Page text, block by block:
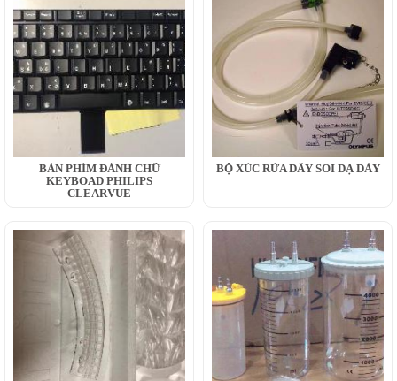
BÀN PHÍM ĐÁNH CHỮ
KEYBOAD PHILIPS
CLEARVUE
BỘ XÚC RỬA DÂY SOI DẠ DÀY